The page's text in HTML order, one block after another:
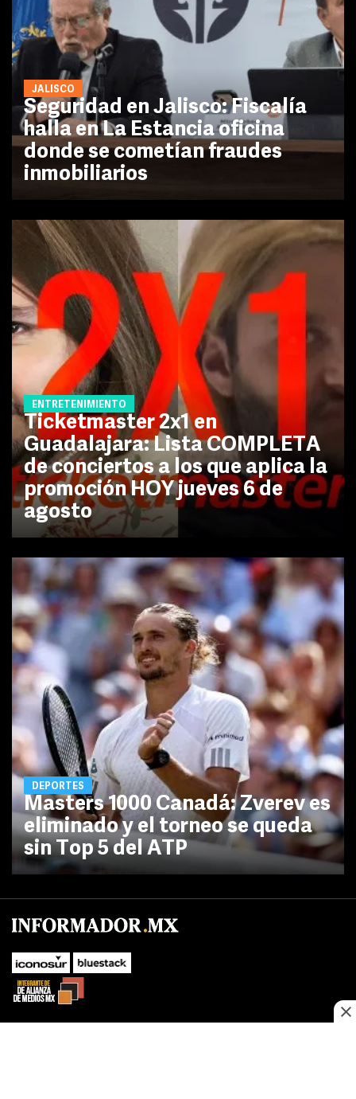
JALISCO
Seguridad en Jalisco: Fiscalía
halla en La Estancia oficina
donde se cometían fraudes
inmobiliarios
ENTRETENIMIENTO
Ticketmaster 2x1 en
Guadalajara: Lista COMPLETA
de conciertos a los que aplica la
promoción HOY jueves 6 de
agosto
DEPORTES
Masters 1000 Canadá: Zverev es
eliminado y el torneo se queda
sin Top 5 del ATP